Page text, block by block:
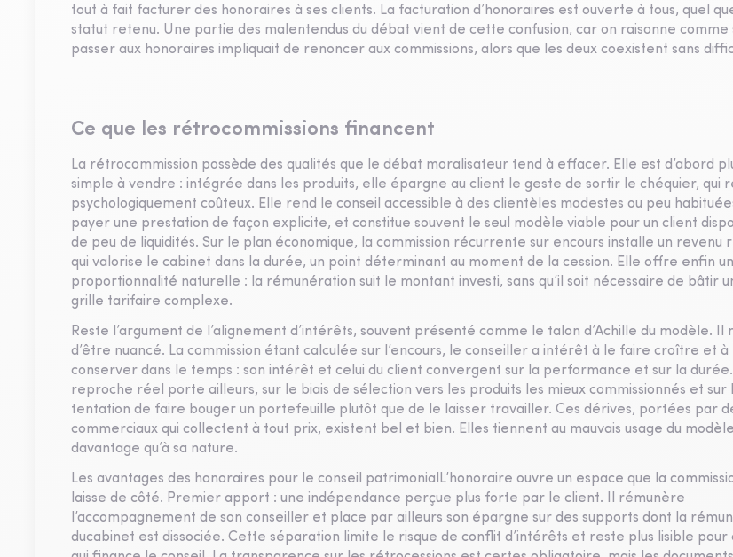
tout à fait facturer des honoraires à ses clients. La facturation d’honoraires est ouverte à tous, quel
statut retenu. Une partie des malentendus du débat vient de cette confusion, car on raisonne comme
passer aux honoraires impliquait de renoncer aux commissions, alors que les deux coexistent sans
Ce que les rétrocommissions financent
La rétrocommission possède des qualités que le débat moralisateur tend à effacer. Elle est d’abord
simple à vendre : intégrée dans les produits, elle épargne au client le geste de sortir le chéquier, qui
psychologiquement coûteux. Elle rend le conseil accessible à des clientèles modestes ou peu
payer une prestation de façon explicite, et constitue souvent le seul modèle viable pour un client
de peu de liquidités. Sur le plan économique, la commission récurrente sur encours installe un revenu
qui valorise le cabinet dans la durée, un point déterminant au moment de la cession. Elle offre enfin
proportionnalité naturelle : la rémunération suit le montant investi, sans qu’il soit nécessaire de bâtir
grille tarifaire complexe.
Reste l’argument de l’alignement d’intérêts, souvent présenté comme le talon d’Achille du modèle. Il
d’être nuancé. La commission étant calculée sur l’encours, le conseiller a intérêt à le faire croître et à
conserver dans le temps : son intérêt et celui du client convergent sur la performance et sur la
reproche réel porte ailleurs, sur le biais de sélection vers les produits les mieux commissionnés et sur
tentation de faire bouger un portefeuille plutôt que de le laisser travailler. Ces dérives, portées par
commerciaux qui collectent à tout prix, existent bel et bien. Elles tiennent au mauvais usage du modèle
davantage qu’à sa nature.
Les avantages des honoraires pour le conseil patrimonialL’honoraire ouvre un espace que la
laisse de côté. Premier apport : une indépendance perçue plus forte par le client. Il rémunère
l’accompagnement de son conseiller et place par ailleurs son épargne sur des supports dont la
ducabinet est dissociée. Cette séparation limite le risque de conflit d’intérêts et reste plus lisible pour